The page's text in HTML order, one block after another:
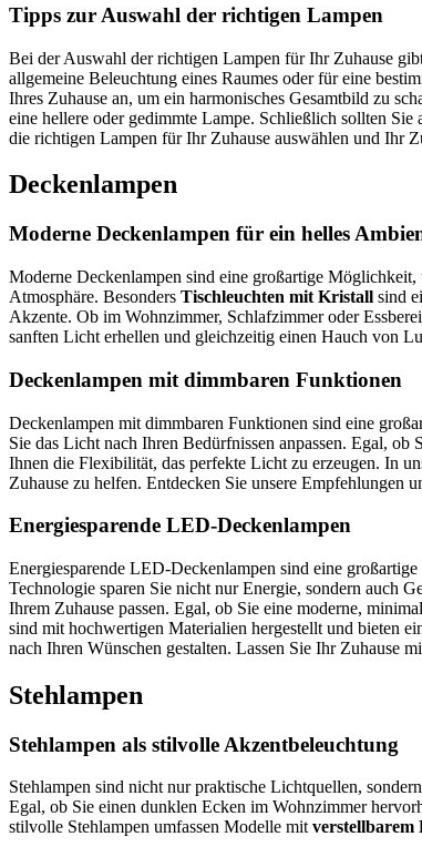
Tipps zur Auswahl der richtigen Lampen
Bei der Auswahl der richtigen Lampen für Ihr Zuhause
allgemeine Beleuchtung eines Raumes oder für eine
Ihres Zuhause an, um ein harmonisches Gesamtbild zu
eine hellere oder gedimmte Lampe. Schließlich sollten
die richtigen Lampen für Ihr Zuhause auswählen und Ihr
Deckenlampen
Moderne Deckenlampen für ein helles
Moderne Deckenlampen sind eine großartige
Atmosphäre. Besonders Tischleuchten mit Kristall sind
Akzente. Ob im Wohnzimmer, Schlafzimmer oder
sanften Licht erhellen und gleichzeitig einen Hauch von
Deckenlampen mit dimmbaren Funktionen
Deckenlampen mit dimmbaren Funktionen sind eine
Sie das Licht nach Ihren Bedürfnissen anpassen. Egal,
Ihnen die Flexibilität, das perfekte Licht zu erzeugen. In
Zuhause zu helfen. Entdecken Sie unsere Empfehlungen
Energiesparende LED-Deckenlampen
Energiesparende LED-Deckenlampen sind eine
Technologie sparen Sie nicht nur Energie, sondern auch
Ihrem Zuhause passen. Egal, ob Sie eine moderne,
sind mit hochwertigen Materialien hergestellt und bieten
nach Ihren Wünschen gestalten. Lassen Sie Ihr Zuhause
Stehlampen
Stehlampen als stilvolle Akzentbeleuchtung
Stehlampen sind nicht nur praktische Lichtquellen,
Egal, ob Sie einen dunklen Ecken im Wohnzimmer
stilvolle Stehlampen umfassen Modelle mitverstellbarem